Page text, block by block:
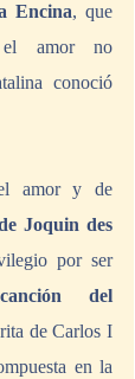
Encina, que
el amor no
conoció
amor y de
Joquin des
por ser
del
de Carlos I
en la